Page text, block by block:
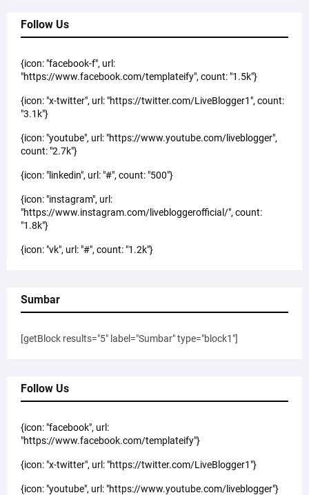
Follow Us
{icon: "facebook-f", url:
"https://www.facebook.com/templateify", count: "1.5k"}
{icon: "x-twitter", url: "https://twitter.com/LiveBlogger1", count:
"3.1k"}
{icon: "youtube", url: "https://www.youtube.com/liveblogger",
count: "2.7k"}
{icon: "linkedin", url: "#", count: "500"}
{icon: "instagram", url:
"https://www.instagram.com/livebloggerofficial/", count:
"1.8k"}
{icon: "vk", url: "#", count: "1.2k"}
Sumbar
[getBlock results="5" label="Sumbar" type="block1"]
Follow Us
{icon: "facebook", url:
"https://www.facebook.com/templateify"}
{icon: "x-twitter", url: "https://twitter.com/LiveBlogger1"}
{icon: "youtube", url: "https://www.youtube.com/liveblogger"}